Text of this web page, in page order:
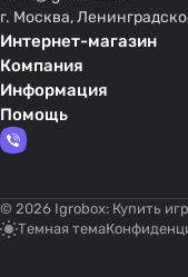
г. Москва,
Интернет-магазин
Компания
Информация
Помощь
© 2026 Igrobox: Купить
Темная тема